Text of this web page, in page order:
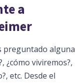
a
preguntado alguna
¿cómo viviremos?,
etc. Desde el